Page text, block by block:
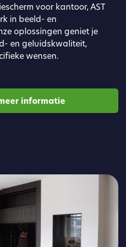
voor kantoor, AST
in beeld- en
oplossingen geniet je
en geluidskwaliteit,
wensen.
informatie